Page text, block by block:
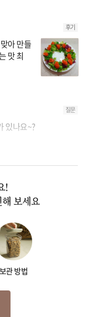
후기
아 만들
맛 최
질문
있나요~?
!
보세요
보관 방법